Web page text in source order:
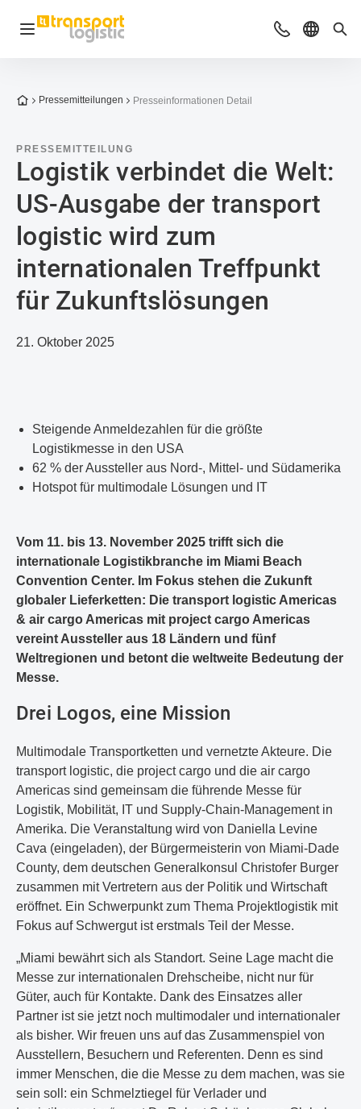
Navigation öffnen Beratung &
Sprache
Zur Startseite
Pressemitteilungen Presseinformationen Detail
PRESSEMITTEILUNG
Logistik verbindet die Welt:
US-Ausgabe der transport
logistic wird zum
internationalen Treffpunkt
für Zukunftslösungen
21. Oktober 2025
Steigende Anmeldezahlen für die größte
Logistikmesse in den USA
62 % der Aussteller aus Nord-, Mittel- und Südamerika
Hotspot für multimodale Lösungen und IT
Vom 11. bis 13. November 2025 trifft sich die
internationale Logistikbranche im Miami Beach
Convention Center. Im Fokus stehen die Zukunft
globaler Lieferketten: Die transport logistic Americas
& air cargo Americas mit project cargo Americas
vereint Aussteller aus 18 Ländern und fünf
Weltregionen und betont die weltweite Bedeutung der
Messe.
Drei Logos, eine Mission
Multimodale Transportketten und vernetzte Akteure. Die
transport logistic, die project cargo und die air cargo
Americas sind gemeinsam die führende Messe für
Logistik, Mobilität, IT und Supply-Chain-Management in
Amerika. Die Veranstaltung wird von Daniella Levine
Cava (eingeladen), der Bürgermeisterin von Miami-Dade
County, dem deutschen Generalkonsul Christofer Burger
zusammen mit Vertretern aus der Politik und Wirtschaft
eröffnet. Ein Schwerpunkt zum Thema Projektlogistik mit
Fokus auf Schwergut ist erstmals Teil der Messe.
„Miami bewährt sich als Standort. Seine Lage macht die
Messe zur internationalen Drehscheibe, nicht nur für
Güter, auch für Kontakte. Dank des Einsatzes aller
Partner ist sie jetzt noch multimodaler und internationaler
als bisher. Wir freuen uns auf das Zusammenspiel von
Ausstellern, Besuchern und Referenten. Denn es sind
immer Menschen, die die Messe zu dem machen, was sie
sein soll: ein Schmelztiegel für Verlader und